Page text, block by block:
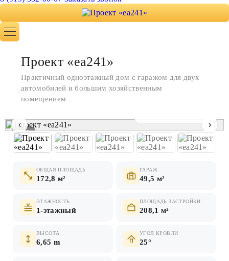
1 / 9
‹ ›
ОБЩАЯ ПЛОЩАДЬ
172,8 м²
ГАРАЖ
49,5 м²
ЭТАЖНОСТЬ
1-этажный
ПЛОЩАДЬ ЗАСТРОЙКИ
208,1 м²
ВЫСОТА
6,65 m
УГОЛ КРОВЛИ
25°
Проект «ea241»
Практичный одноэтажный дом с гаражом для двух
автомобилей и большим хозяйственным
помещением